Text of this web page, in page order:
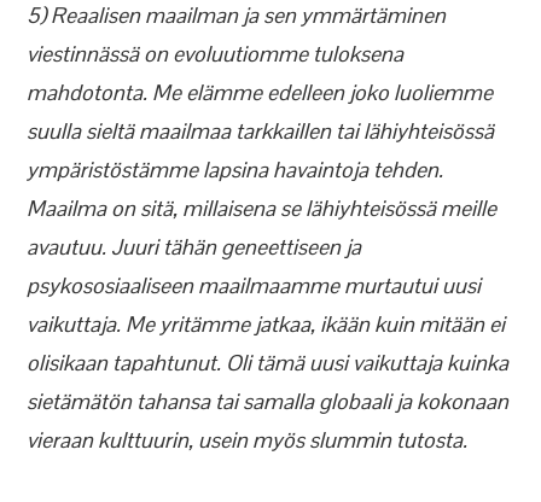
5) Reaalisen maailman ja sen ymmärtäminen
viestinnässä on evoluutiomme tuloksena
mahdotonta. Me elämme edelleen joko luoliemme
suulla sieltä maailmaa tarkkaillen tai lähiyhteisössä
ympäristöstämme lapsina havaintoja tehden.
Maailma on sitä, millaisena se lähiyhteisössä meille
avautuu. Juuri tähän geneettiseen ja
psykososiaaliseen maailmaamme murtautui uusi
vaikuttaja. Me yritämme jatkaa, ikään kuin mitään ei
olisikaan tapahtunut. Oli tämä uusi vaikuttaja kuinka
sietämätön tahansa tai samalla globaali ja kokonaan
vieraan kulttuurin, usein myös slummin tutosta.